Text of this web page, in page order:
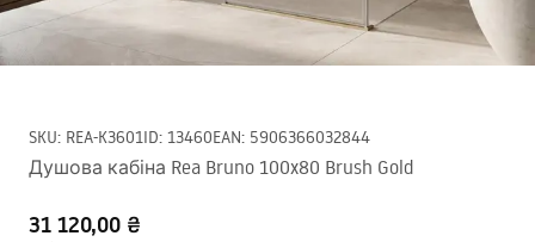
SKU: REA-K3601ID: 13460EAN: 5906366032844
Душова кабіна Rea Bruno 100x80 Brush Gold
31 120,00 ₴